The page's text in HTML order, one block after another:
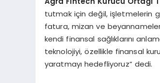
tutmak için değil, işletmelerin
fatura, mizan ve
kendi finansal sağlıklarını
teknolojiyi, özellikle finansal
yaratmayı hedefliyoruz” dedi.